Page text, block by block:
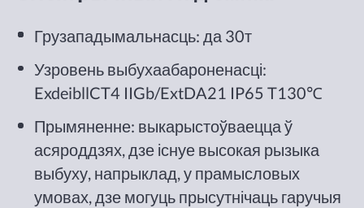
Грузападымальнасць: да 30т
Узровень выбухаабароненасці:
ExdeibllCT4 IIGb/ExtDA21 IP65 T130℃
Прымяненне: выкарыстоўваецца ў
асяроддзях, дзе існуе высокая рызыка
выбуху, напрыклад, у прамысловых
умовах, дзе могуць прысутнічаць гаручыя